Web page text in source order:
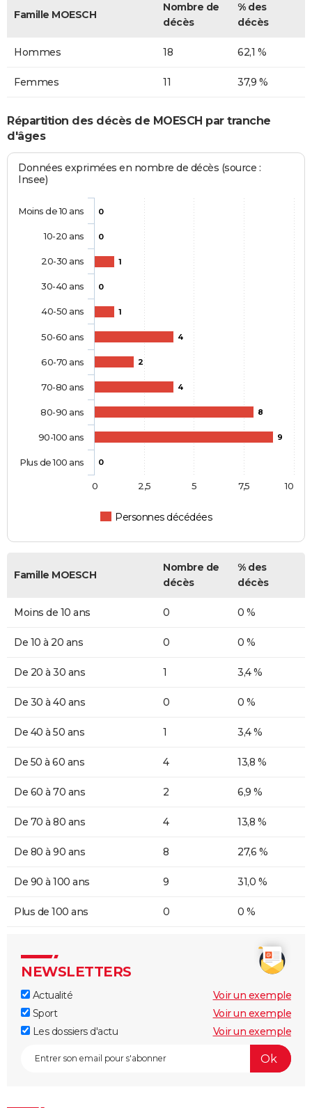
Famille MOESCH
Nombre de
décès
% des
décès
Hommes 18 62,1 %
Femmes 11 37,9 %
Répartition des décès de MOESCH par tranche
d'âges
Données exprimées en nombre de décès (source :
Insee)
0
0
1
0
1
4
2
4
8
9
0
Personnes décédées
Moins de 10 ans
10-20 ans
20-30 ans
30-40 ans
40-50 ans
50-60 ans
60-70 ans
70-80 ans
80-90 ans
90-100 ans
Plus de 100 ans
0 10
2,5 5 7,5
Famille MOESCH
Nombre de
décès
% des
décès
Moins de 10 ans 0 0 %
De 10 à 20 ans 0 0 %
De 20 à 30 ans 1 3,4 %
De 30 à 40 ans 0 0 %
De 40 à 50 ans 1 3,4 %
De 50 à 60 ans 4 13,8 %
De 60 à 70 ans 2 6,9 %
De 70 à 80 ans 4 13,8 %
De 80 à 90 ans 8 27,6 %
De 90 à 100 ans 9 31,0 %
Plus de 100 ans 0 0 %
NEWSLETTERS
Actualité
Voir un exemple
Sport
Voir un exemple
Les dossiers d'actu
Voir un exemple